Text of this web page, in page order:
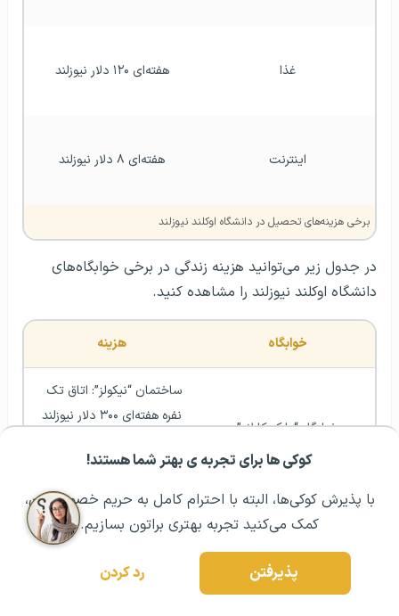
کوکی ها برای تجربه ی بهتر شما هستند!
با پذیرش کوکی‌ها، البته با احترام کامل به حریم خصوصیتون،
کمک می‌کنید تجربه بهتری براتون بسازیم.
پذیرفتن رد کردن
مشــاوره اولیه رایگان: ۰۲۱ ۴۳۰۰۰ ۰۲۱ رزرو مشاوره تخصصی
غذا هفته‌ای ۱۲۰ دلار نیوزلند
اینترنت هفته‌ای ۸ دلار نیوزلند
برخی هزینه‌های تحصیل در دانشگاه اوکلند نیوزلند
در جدول زیر می‌توانید هزینه زندگی در برخی خوابگاه‌های
دانشگاه اوکلند نیوزلند را مشاهده کنید.
خوابگاه هزینه
خوابگاه “پارک کارلاو”
نفره هفته‌ای ۳۰۰ دلار نیوزلند
نفره هفته‌ای ۳۱۰ دلار نیوزلند
خوابگاه “گرافتون”
اتاق تک نفره: هفته‌ای ۳۰۵ دلار
نیوزلند
نیوزلند